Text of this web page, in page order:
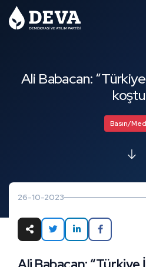
Ali Babacan:
Basın/
26-10-2023